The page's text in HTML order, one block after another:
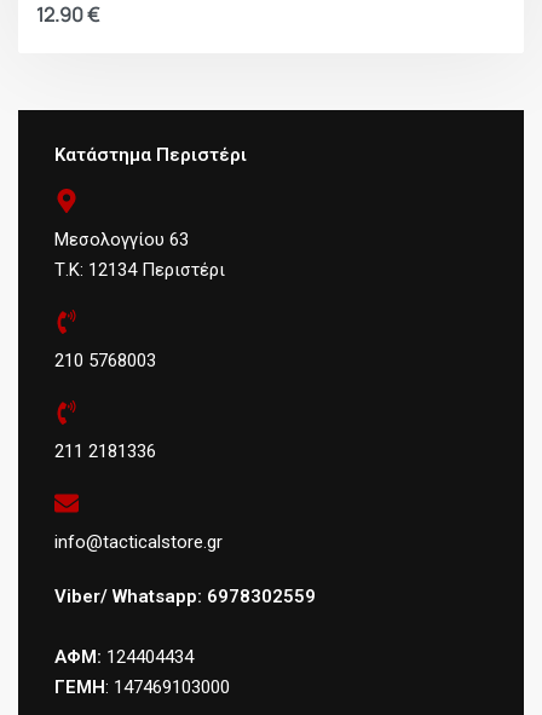
12.90€
Κατάστημα Περιστέρι
Μεσολογγίου 63
Τ.Κ: 12134 Περιστέρι
210 5768003
211 2181336
info@tacticalstore.gr
Viber/ Whatsapp: 6978302559
ΑΦΜ: 124404434
ΓΕΜΗ: 147469103000